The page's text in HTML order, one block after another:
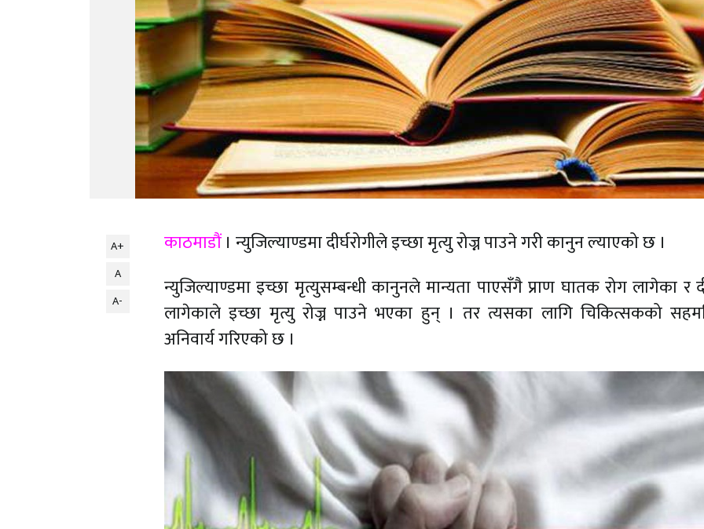
A+
A
A-
काठमाडौं। न्युजिल्याण्डमा दीर्घरोगीले इच्छा मृत्यु रोज्न पाउने गरी कानुन ल्याएको छ ।
न्युजिल्याण्डमा इच्छा मृत्युसम्बन्धी कानुनले मान्यता पाएसँगै प्राण घातक रोग लागेका र
लागेकाले इच्छा मृत्यु रोज्न पाउने भएका हुन् । तर त्यसका लागि चिकित्सकको
अनिवार्य गरिएको छ ।